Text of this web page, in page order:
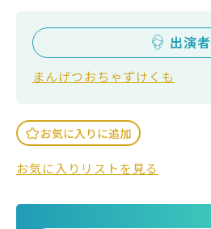
出演者
まんげつおちゃずけくも
お気に入りに追加
お気に入りリストを見る